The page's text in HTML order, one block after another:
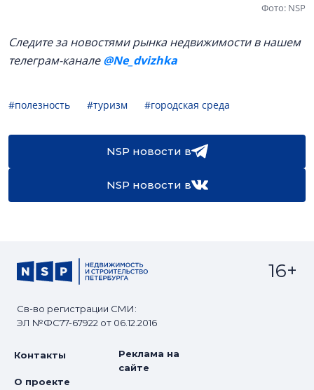
Фото: NSP
Следите за новостями рынка недвижимости в нашем
телеграм-канале@Ne_dvizhka
#полезность #туризм #городская среда
NSP новости в
NSP новости в
Св-во регистрации СМИ:
ЭЛ №ФС77-67922 от 06.12.2016
16+
Контакты
О проекте
Реклама на
сайте